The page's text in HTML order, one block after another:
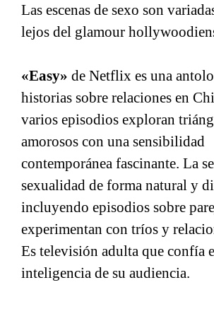
Las escenas de sexo son
lejos del glamour
«Easy» de Netflix es una
historias sobre relaciones en
varios episodios exploran
amorosos con una sensibilidad
contemporánea fascinante. La
sexualidad de forma natural y
incluyendo episodios sobre
experimentan con tríos y
Es televisión adulta que confía
inteligencia de su audiencia.